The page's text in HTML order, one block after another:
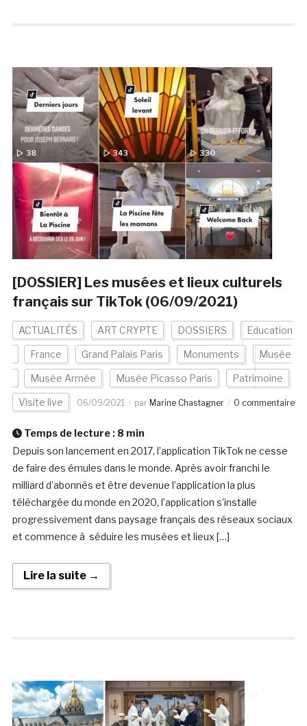
[DOSSIER] Les musées et lieux culturels
français sur TikTok (06/09/2021)
ACTUALITÉS ART CRYPTE DOSSIERS Education
France Grand Palais Paris Monuments Musée
Musée Armée Musée Picasso Paris Patrimoine
Visite live 06/09/2021 par Marine Chastagner 0 commentaire
Temps de lecture : 8 min
Depuis son lancement en 2017, l’application TikTok ne cesse
de faire des émules dans le monde. Après avoir franchi le
milliard d’abonnés et être devenue l’application la plus
téléchargée du monde en 2020, l’application s’installe
progressivement dans paysage français des réseaux sociaux
et commence à séduire les musées et lieux […]
Lire la suite →